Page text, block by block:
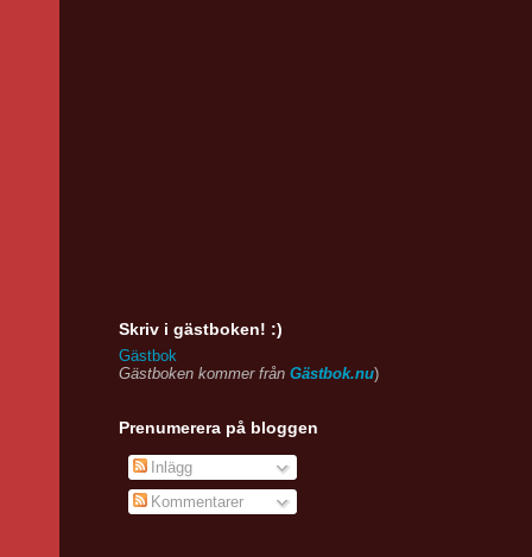
Skriv i gästboken! :)
Gästbok
Gästboken kommer från Gästbok.nu)
Prenumerera på bloggen
Inlägg
Kommentarer